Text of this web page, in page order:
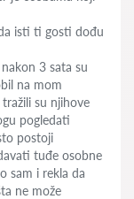
isti ti gosti dođu
3 sata su
na mom
su njihove
pogledati
postoji
tuđe osobne
sam i rekla da
ne može